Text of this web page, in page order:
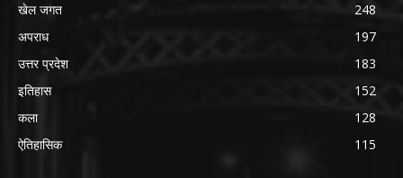
खेल जगत
248
अपराध
197
उत्तर प्रदेश
183
इतिहास
152
कला
128
ऐतिहासिक
115